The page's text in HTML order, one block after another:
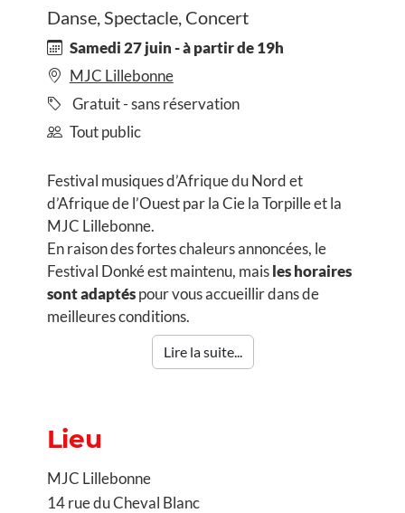
Danse, Spectacle, Concert
Samedi 27 juin - à partir de 19h
MJC Lillebonne
Gratuit - sans réservation
Tout public
Festival musiques d’Afrique du Nord et
d’Afrique de l’Ouest par la Cie la Torpille et la
MJC Lillebonne.
En raison des fortes chaleurs annoncées, le
Festival Donké est maintenu, maisles horaires
sont adaptéspour vous accueillir dans de
meilleures conditions.
Lire la suite...
Lieu
MJC Lillebonne
14 rue du Cheval Blanc